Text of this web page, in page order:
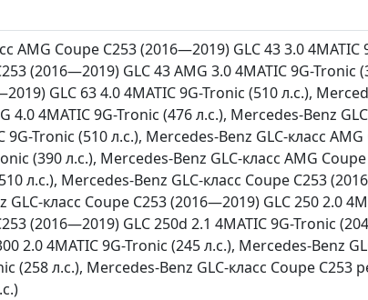
AMG Coupe C253 (2016—2019) GLC 43 3.0
(2016—2019) GLC 43 AMG 3.0 4MATIC 9G-Tronic
GLC 63 4.0 4MATIC 9G-Tronic (510 л.с.),
4.0 4MATIC 9G-Tronic (476 л.с.), Mercedes-Benz
9G-Tronic (510 л.с.), Mercedes-Benz GLC-класс
(390 л.с.), Mercedes-Benz GLC-класс AMG
л.с.), Mercedes-Benz GLC-класс Coupe C253
GLC-класс Coupe C253 (2016—2019) GLC 250 2.0
(2016—2019) GLC 250d 2.1 4MATIC 9G-Tronic
2.0 4MATIC 9G-Tronic (245 л.с.), Mercedes-Benz
(258 л.с.), Mercedes-Benz GLC-класс Coupe C253